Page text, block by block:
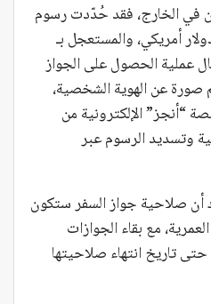
في الخارج، فقد حُدّدت رسوم
الجواز العادي بـ 300 دولار أمريكي، والمستعجل بـ
عملية الحصول على الجواز
عن الهوية الشخصية،
“أنجز” الإلكترونية من
وتسديد الرسوم عبر
أن صلاحية جواز السفر ستكون
العمرية، مع بقاء الجوازات
تاريخ انتهاء صلاحيتها